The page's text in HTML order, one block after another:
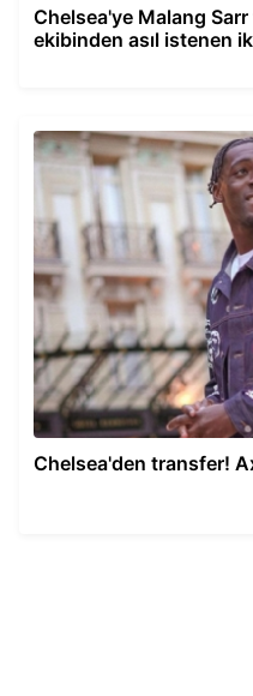
Chelsea'ye Malang
ekibinden asıl istenen
Chelsea'den transfer!